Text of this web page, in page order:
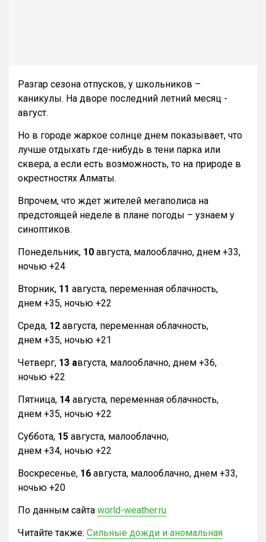
Разгар сезона отпусков, у школьников –
каникулы. На дворе последний летний месяц -
август.
Но в городе жаркое солнце днем показывает, что
лучше отдыхать где-нибудь в тени парка или
сквера, а если есть возможность, то на природе в
окрестностях Алматы.
Впрочем, что ждет жителей мегаполиса на
предстоящей неделе в плане погоды – узнаем у
синоптиков.
Понедельник, 10 августа, малооблачно, днем +33,
ночью +24
Вторник, 11 августа, переменная облачность,
днем +35, ночью +22
Среда, 12 августа, переменная облачность,
днем +35, ночью +21
Четверг, 13 августа, малооблачно, днем +36,
ночью +22
Пятница, 14 августа, переменная облачность,
днем +35, ночью +22
Суббота, 15 августа, малооблачно,
днем +34, ночью +22
Воскресенье, 16 августа, малооблачно, днем +33,
ночью +20
По данным сайта world-weather.ru
Читайте также: Сильные дожди и аномальная